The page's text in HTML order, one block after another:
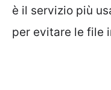
è il servizio più
per evitare le file